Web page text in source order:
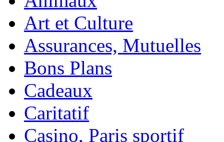
Art et Culture
Assurances, Mutuelles
Bons Plans
Cadeaux
Caritatif
Casino, Paris sportif